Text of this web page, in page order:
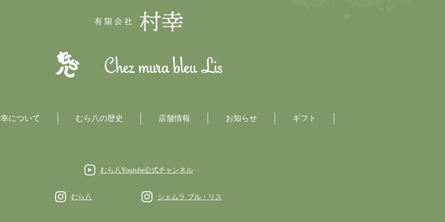
について むら八の歴史 店舗情報 お知らせ ギフト
むら八Youtube公式チャンネル
むら八 シェムラ ブル・リス